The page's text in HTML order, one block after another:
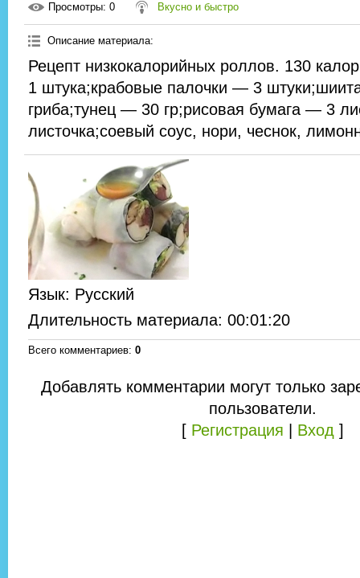
Просмотры: 0 Вкусно и быстро
Описание материала:
Рецепт низкокалорийных роллов. 130
1 штука;крабовые палочки — 3
гриба;тунец — 30 гр;рисовая бумага — 3
листочка;соевый соус, нори, чеснок,
Язык: Русский
Длительность материала: 00:01:20
Всего комментариев: 0
Добавлять комментарии могут только
пользователи.
[ Регистрация Вход ]